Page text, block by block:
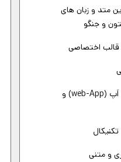
متد و زبان های
و جنگو
اختصاصی
✅توسعه نرم افزار به صورت وب اَپ (web-App) و
و متنی